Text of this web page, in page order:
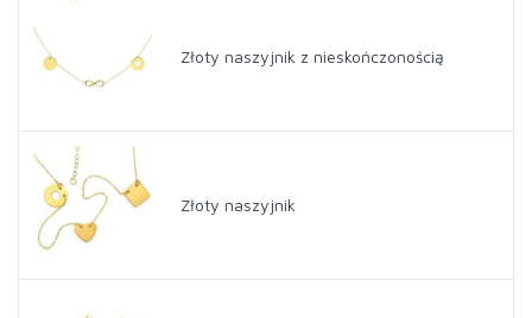
Złoty naszyjnik z nieskończonością
Złoty naszyjnik